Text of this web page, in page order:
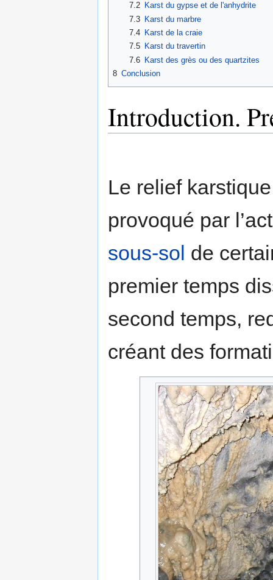
7.2
Karst du gypse et de l'anhydrite
7.3 Karst du marbre
7.4
Karst de la craie
7.5
Karst du travertin
7.6 Karst des grès ou des quartzites
8 Conclusion
Introduction.
Le relief
provoqué par
sous-sol de
premier temps
second temps,
créant des